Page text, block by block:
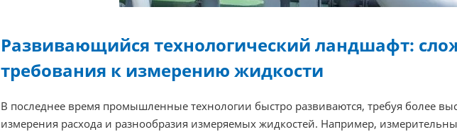
Развивающийся технологический ландшафт:
требования к измерению жидкости
В последнее время промышленные технологии быстро развиваются, требуя более
измерения расхода и разнообразия измеряемых жидкостей. Например,